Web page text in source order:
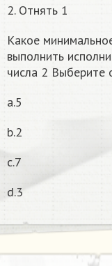
2. Отнять 1
Какое
выполнить
числа 2 Выберите
a.5
b.2
c.7
d.3